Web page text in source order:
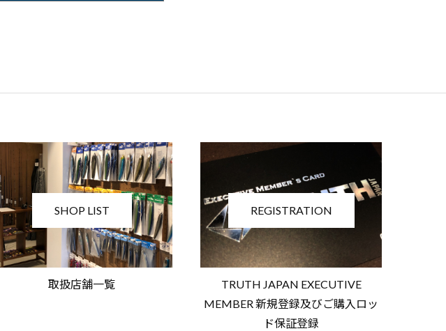
SHOP LIST
取扱店舗一覧
REGISTRATION
TRUTH JAPAN EXECUTIVE
MEMBER 新規登録及びご購入ロッ
ド保証登録